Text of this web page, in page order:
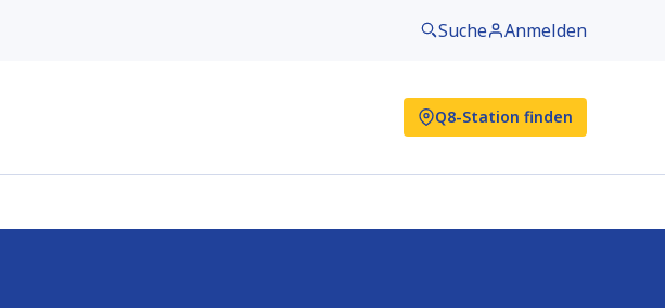
Suche Anmelden
Q8-Station finden